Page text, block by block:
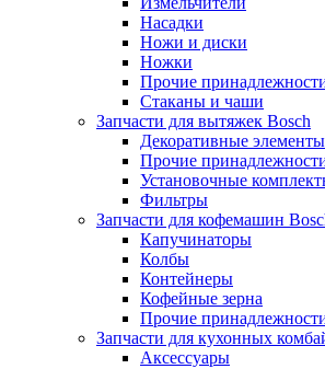
Насадки
Ножи и диски
Ножки
Прочие
Стаканы и чаши
Запчасти для вытяжек Bosch
Декоративные элементы
Прочие
Установочные
Фильтры
Запчасти для кофемашин
Капучинаторы
Колбы
Контейнеры
Кофейные зерна
Прочие
Запчасти для кухонных
Аксессуары